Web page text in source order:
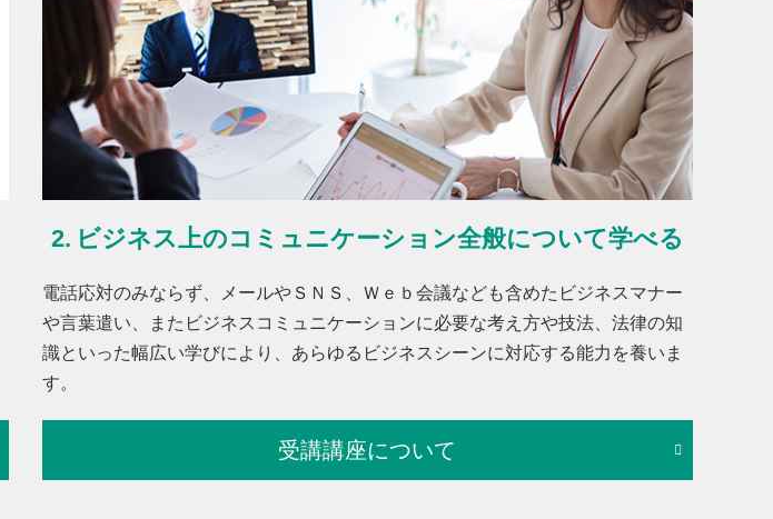
ビジネス上のコミュニケーション全般について学べる
電話応対のみならず、メールやＳＮＳ、Ｗｅｂ会議なども含めたビジネスマナー
や言葉遣い、またビジネスコミュニケーションに必要な考え方や技法、法律の知
識といった幅広い学びにより、あらゆるビジネスシーンに対応する能力を養いま
す。
受講講座について